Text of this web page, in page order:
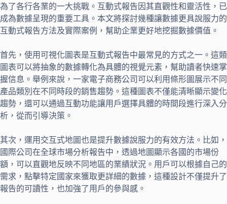
為了各行各業的一大挑戰。互動式報告因其直觀性和靈活性，已
成為數據呈現的重要工具。本文將探討幾種讓數據更具說服力的
互動式報告方法及實際案例，幫助企業更好地挖掘數據價值。
首先，使用可視化圖表是互動式報告中最常見的方式之一。這類
圖表可以將抽象的數據轉化為具體的視覺元素，幫助讀者快速掌
握信息。舉例來說，一家電子商務公司可以利用條形圖展示不同
產品類別在不同時段的銷售趨勢。這種圖表不僅能清晰顯示變化
趨勢，還可以通過互動功能讓用戶選擇具體的時間段進行深入分
析，從而引導決策。
其次，運用交互式地圖也是提升數據說服力的有效方法。比如，
國際公司在全球市場分析報告中，透過地圖顯示各國的市場份
額，可以直觀地反映不同地區的業績狀況。用戶可以根據自己的
需求，點擊特定國家來獲取更詳細的數據，這種設計不僅提升了
報告的可讀性，也加強了用戶的參與感。